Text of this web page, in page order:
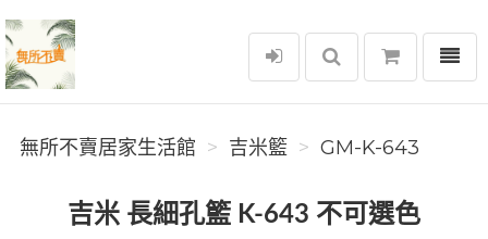
無所不賣居家生活館
選單
無所不賣居家生活館 吉米籃 GM-K-643
吉米 長細孔籃 K-643 不可選色